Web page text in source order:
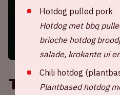
Tickets
Hotdog pulled pork
Hotdog met bbq
brioche hotdog
salade, krokante ui
Chili hotdog
Plantbased hotdog